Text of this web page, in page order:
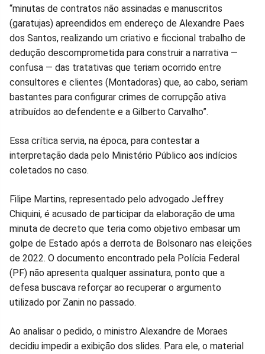
“minutas de contratos não assinadas e manuscritos
(garatujas) apreendidos em endereço de Alexandre Paes
dos Santos, realizando um criativo e ficcional trabalho de
dedução descomprometida para construir a narrativa —
confusa — das tratativas que teriam ocorrido entre
consultores e clientes (Montadoras) que, ao cabo, seriam
bastantes para configurar crimes de corrupção ativa
atribuídos ao defendente e a Gilberto Carvalho”.
Essa crítica servia, na época, para contestar a
interpretação dada pelo Ministério Público aos indícios
coletados no caso.
Filipe Martins, representado pelo advogado Jeffrey
Chiquini, é acusado de participar da elaboração de uma
minuta de decreto que teria como objetivo embasar um
golpe de Estado após a derrota de Bolsonaro nas eleições
de 2022. O documento encontrado pela Polícia Federal
(PF) não apresenta qualquer assinatura, ponto que a
defesa buscava reforçar ao recuperar o argumento
utilizado por Zanin no passado.
Ao analisar o pedido, o ministro Alexandre de Moraes
decidiu impedir a exibição dos slides. Para ele, o material